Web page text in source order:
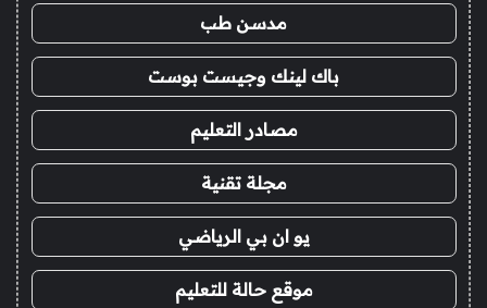
مدسن طب
باك لينك وجيست بوست
مصادر التعليم
مجلة تقنية
يو ان بي الرياضي
موقع حالة للتعليم